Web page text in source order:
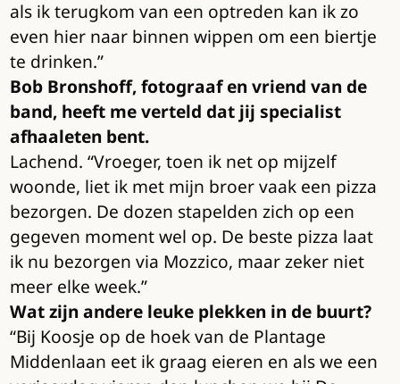
als ik terugkom van een optreden kan ik zo
even hier naar binnen wippen om een biertje
te drinken.”
Bob Bronshoff, fotograaf en vriend van de
band, heeft me verteld dat jij specialist
afhaaleten bent.
Lachend. “Vroeger, toen ik net op mijzelf
woonde, liet ik met mijn broer vaak een pizza
bezorgen. De dozen stapelden zich op een
gegeven moment wel op. De beste pizza laat
ik nu bezorgen via Mozzico, maar zeker niet
meer elke week.”
Wat zijn andere leuke plekken in de buurt?
“Bij Koosje op de hoek van de Plantage
Middenlaan eet ik graag eieren en als we een